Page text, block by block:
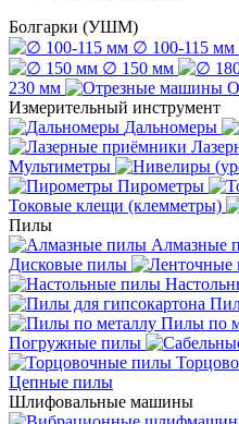
Болгарки (УШМ)
∅ 100-115 мм
∅ 150 мм
230 мм
Измерительный инструмент
Дальномеры
Мультиметры
Пирометры
Токовые клещи (клемметры)
Пилы
Алмазные
Дисковые пилы
Пилы по
Погружные пилы
Цепные пилы
Шлифовальные машины